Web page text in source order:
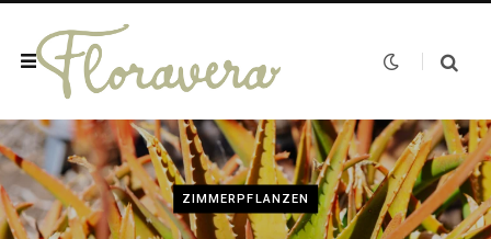
ZIMMERPFLANZEN